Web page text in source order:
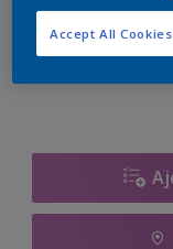
Accept All Cookies